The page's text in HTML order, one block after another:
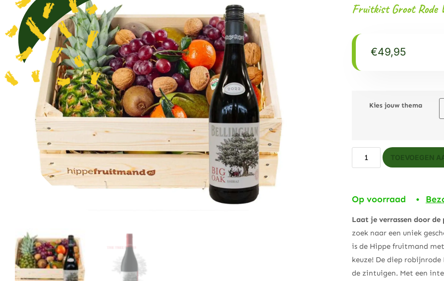
Fruitkist Groot Rode
€49,95
Kies jouw thema
TOEVOEGEN
Op voorraad •
Laat je verrassen door
zoek naar een uniek
is de Hippe fruitmand
keuze! De diep
de zintuigen. Met een